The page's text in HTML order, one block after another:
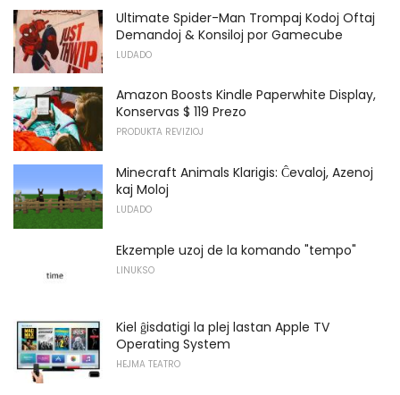
Ultimate Spider-Man Trompaj Kodoj Oftaj
Demandoj & Konsiloj por Gamecube
LUDADO
Amazon Boosts Kindle Paperwhite Display,
Konservas $ 119 Prezo
PRODUKTA REVIZIOJ
Minecraft Animals Klarigis: Ĉevaloj, Azenoj
kaj Moloj
LUDADO
Ekzemple uzoj de la komando "tempo"
LINUKSO
Kiel ĝisdatigi la plej lastan Apple TV
Operating System
HEJMA TEATRO